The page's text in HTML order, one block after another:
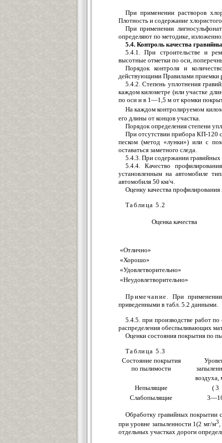
При применении растворов
Плотность и содержание
При применении
определяют по методике,
5.4. Контроль качества
5.4.1. При строительстве и
высотные отметки по оси,
Порядок контроля и
действующими Правилами приемки
5.4.2. Степень уплотнения
каждом километре (или участке
по оси и в 1—1,5 м от кромки
На каждом контролируемом
его длины от концов участка.
Порядок определения степени
При отсутствии прибора КП-120
песком (метод «лунки») или с
оставаться заметного следа.
5.4.3. При содержании гравийных
5.4.4. Качество
установленным на автомобиле
автомобиля 50 км/ч.
Оценку качества
Таблица 5.2
Оценка качества
«Отлично»
«Хорошо»
«Удовлетворительно»
«Неудовлетворительно»
Примечание . При
приведенными в табл. 5.2 данными.
5.4.5. при производстве работ
распределения обеспыливающих
Оценки состояния покрытия по
Таблица 5.3
Состояние покрытия
по пылимости
воздуха,
Непылящие
( 3
Слабопылящие
Обработку гравийных покрытии
при уровне запыленности 1(2 мг/м3,
отдельных участках дороги